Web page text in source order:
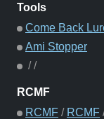
Tools
Come Back
Ami Stopper
//
RCMF
RCMF / RCMF